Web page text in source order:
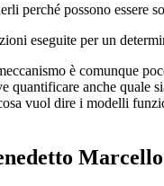
perché possono essere
eseguite per un
è comunque
quantificare anche quale
vuol dire i modelli